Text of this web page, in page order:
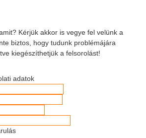
Kérjük akkor is vegye fel velünk a
biztos, hogy tudunk problémájára
kiegészíthetjük a felsorolást!
adatok